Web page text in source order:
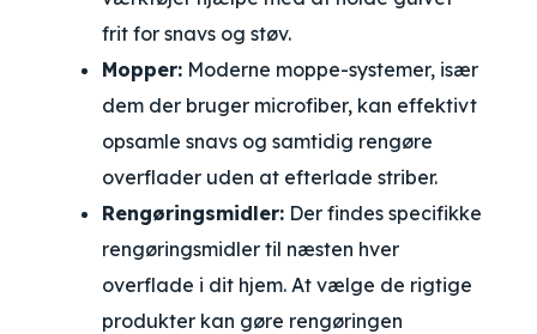
frit for snavs og støv.
Mopper: Moderne moppe-systemer, især
dem der bruger microfiber, kan effektivt
opsamle snavs og samtidig rengøre
overflader uden at efterlade striber.
Rengøringsmidler: Der findes specifikke
rengøringsmidler til næsten hver
overflade i dit hjem. At vælge de rigtige
produkter kan gøre rengøringen